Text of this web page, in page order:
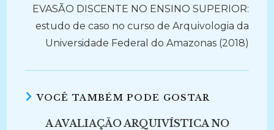
EVASÃO DISCENTE NO ENSINO SUPERIOR:
estudo de caso no curso de Arquivologia da
Universidade Federal do Amazonas (2018)
VOCÊ TAMBÉM PODE GOSTAR
A AVALIAÇÃO ARQUIVÍSTICA NO